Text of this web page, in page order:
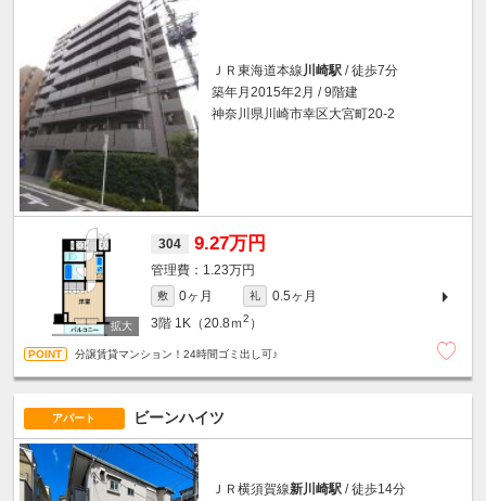
ＪＲ東海道本線川崎駅 / 徒歩7分
築年月2015年2月 / 9階建
神奈川県川崎市幸区大宮町20-2
304 9.27万円
1.23万円
敷 0ヶ月 礼
0.5ヶ月
3階 1K（20.8ｍ2 ）
分譲賃貸マンション！24時間ゴミ出し可♪
アパート ビーンハイツ
ＪＲ横須賀線新川崎駅 / 徒歩14分